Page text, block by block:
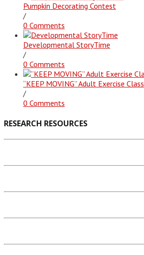
Pumpkin Decorating Contest
/
0 Comments
Developmental StoryTime
/
0 Comments
“KEEP MOVING” Adult Exercise Class
/
0 Comments
RESEARCH RESOURCES